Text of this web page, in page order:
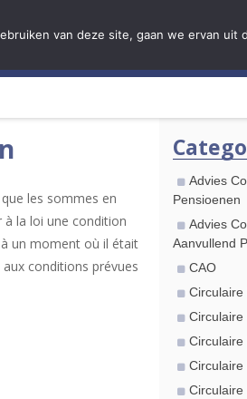
les sommes en
la loi une condition
à un moment où il était
conditions prévues
Advies
Pensioenen
Advies
Aanvullend
CAO
Circulaire
Circulaire
Circulaire
Circulaire
Circulaire
van deze site, gaan we ervan uit